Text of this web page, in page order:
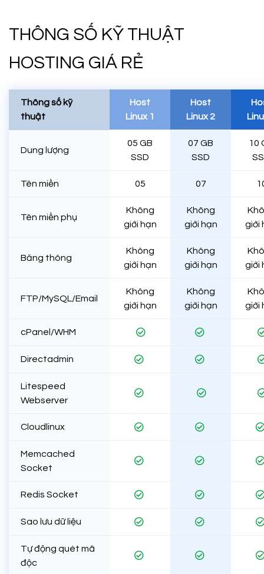
THÔNG SỐ KỸ THUẬT
HOSTING GIÁ RẺ
Thông số kỹ
thuật
Host
Linux 1
Host
Linux 2
Dung lượng
05 GB
SSD
07 GB
SSD
10
Tên miền 05 07
Tên miền phụ
Không
giới hạn
Không
giới hạn
giới
Băng thông
Không
giới hạn
Không
giới hạn
giới
FTP/MySQL/Email
Không
giới hạn
Không
giới hạn
giới
cPanel/WHM
Directadmin
Litespeed
Webserver
Cloudlinux
Memcached
Socket
Redis Socket
Sao lưu dữ liệu
Tự động quét mã
độc